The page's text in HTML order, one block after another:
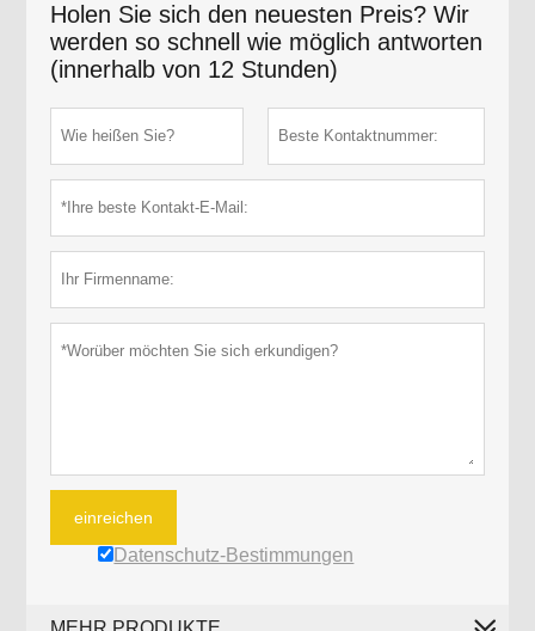
Holen Sie sich den neuesten Preis? Wir
werden so schnell wie möglich antworten
(innerhalb von 12 Stunden)
einreichen
Datenschutz-Bestimmungen